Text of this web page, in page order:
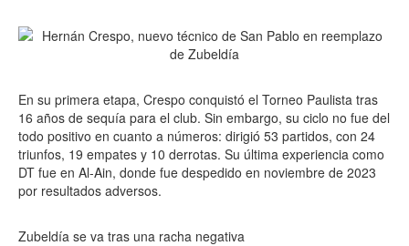
En su primera etapa, Crespo conquistó el Torneo Paulista tras
16 años de sequía para el club. Sin embargo, su ciclo no fue del
todo positivo en cuanto a números: dirigió 53 partidos, con 24
triunfos, 19 empates y 10 derrotas. Su última experiencia como
DT fue en Al-Ain, donde fue despedido en noviembre de 2023
por resultados adversos.
Zubeldía se va tras una racha negativa